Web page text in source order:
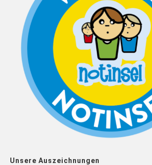
Unsere Auszeichnungen